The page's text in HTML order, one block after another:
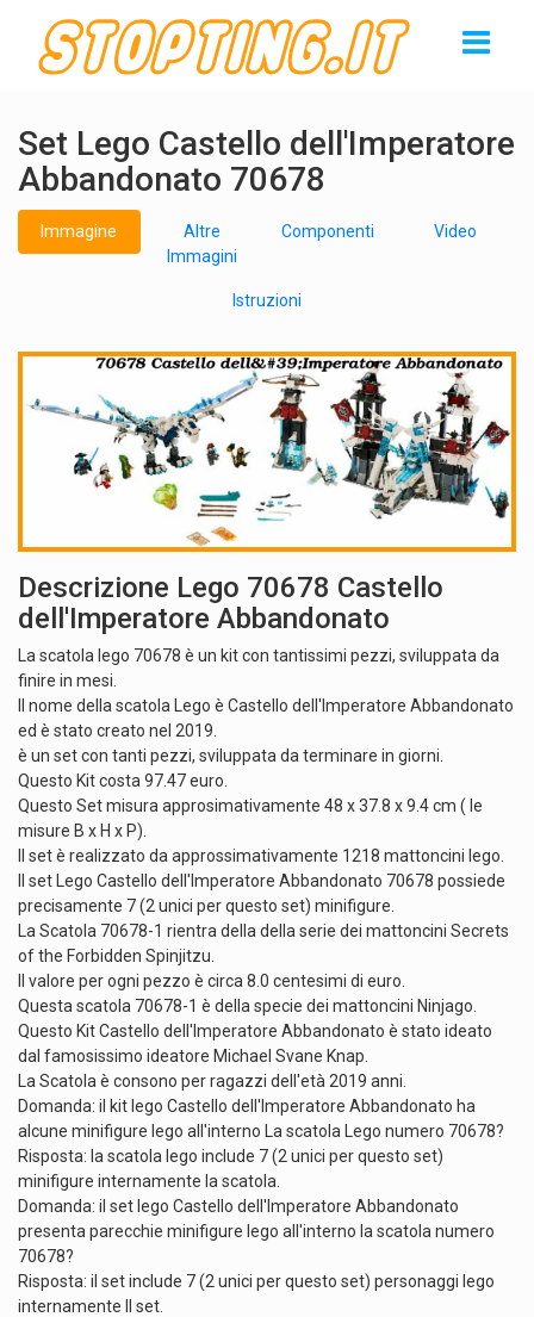
Set Lego Castello dell'Imperatore
Abbandonato 70678
Immagine
Altre
Immagini
Componenti Video
Istruzioni
Descrizione Lego 70678 Castello
dell'Imperatore Abbandonato
La scatola lego 70678 è un kit con tantissimi pezzi, sviluppata da
finire in mesi.
Il nome della scatola Lego è Castello dell'Imperatore Abbandonato
ed è stato creato nel 2019.
è un set con tanti pezzi, sviluppata da terminare in giorni.
Questo Kit costa 97.47 euro.
Questo Set misura approsimativamente 48 x 37.8 x 9.4 cm ( le
misure B x H x P).
Il set è realizzato da approssimativamente 1218 mattoncini lego.
Il set Lego Castello dell'Imperatore Abbandonato 70678 possiede
precisamente 7 (2 unici per questo set) minifigure.
La Scatola 70678-1 rientra della della serie dei mattoncini Secrets
of the Forbidden Spinjitzu.
Il valore per ogni pezzo è circa 8.0 centesimi di euro.
Questa scatola 70678-1 è della specie dei mattoncini Ninjago.
Questo Kit Castello dell'Imperatore Abbandonato è stato ideato
dal famosissimo ideatore Michael Svane Knap.
La Scatola è consono per ragazzi dell'età 2019 anni.
Domanda: il kit lego Castello dell'Imperatore Abbandonato ha
alcune minifigure lego all'interno La scatola Lego numero 70678?
Risposta: la scatola lego include 7 (2 unici per questo set)
minifigure internamente la scatola.
Domanda: il set lego Castello dell'Imperatore Abbandonato
presenta parecchie minifigure lego all'interno la scatola numero
70678?
Risposta: il set include 7 (2 unici per questo set) personaggi lego
internamente Il set.